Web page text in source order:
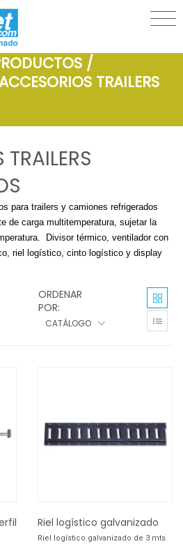
/
TRAILERS
para trailers y camiones refrigerados
de carga multitemperatura, sujetar la
Divisor térmico, ventilador con
riel logístico, cinto logístico y display
ORDENAR
POR:
CATÁLOGO
Riel logístico galvanizado
Riel logístico galvanizado de 3 mts